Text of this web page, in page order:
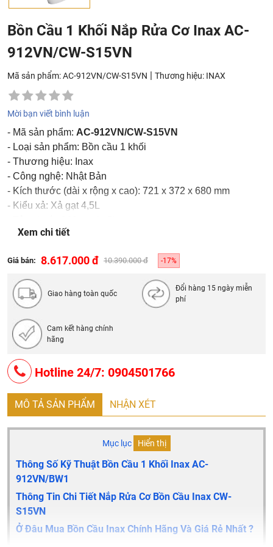
Bồn Cầu 1 Khối Nắp Rửa Cơ Inax AC-
912VN/CW-S15VN
Mã sản phẩm: AC-912VN/CW-S15VN | Thương hiệu: INAX
Mời bạn viết bình luận
- Mã sản phẩm: AC-912VN/CW-S15VN
- Loại sản phẩm: Bồn cầu 1 khối
- Thương hiệu: Inax
- Công nghệ: Nhật Bản
- Kích thước (dài x rộng x cao): 721 x 372 x 680 mm
- Kiểu xả: Xả gạt 4,5L
- Màu sắc: Trắng
Xem chi tiết
Giá bán: 8.617.000 đ 10.390.000 đ -17%
Giao hàng toàn quốc
Đổi hàng 15 ngày miễn
phí
Cam kết hàng chính
hãng
Hotline 24/7: 0904501766
MÔ TẢ SẢN PHẨM NHẬN XÉT
Mục lục Hiển thị
Thông Số Kỹ Thuật Bồn Cầu 1 Khối Inax AC-
912VN/BW1
Thông Tin Chi Tiết Nắp Rửa Cơ Bồn Cầu Inax CW-
S15VN
Ở Đâu Mua Bồn Cầu Inax Chính Hãng Và Giá Rẻ Nhất ?